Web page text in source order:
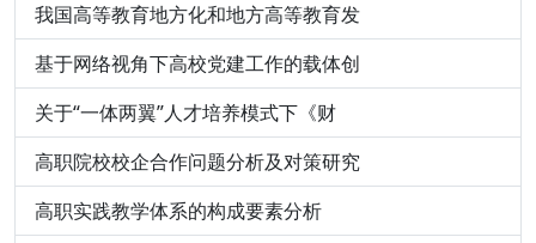
我国高等教育地方化和地方高等教育发
基于网络视角下高校党建工作的载体创
关于“一体两翼”人才培养模式下《财
高职院校校企合作问题分析及对策研究
高职实践教学体系的构成要素分析